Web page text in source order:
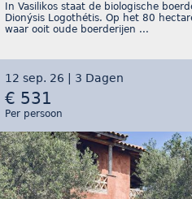
In Vasilikos staat de biologische
Dionýsis Logothétis. Op het 80
waar ooit oude boerderijen ...
12 sep. 26 | 3 Dagen
€ 531
Per persoon